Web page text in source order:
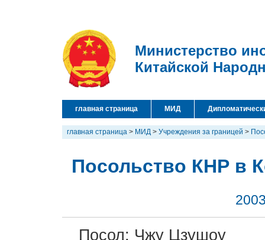
Министерство
Китайской
главная страница МИД
главная страница > МИД > Учреждения за границей >
Посольство КНР в
Посол: Чжу Цзушоу